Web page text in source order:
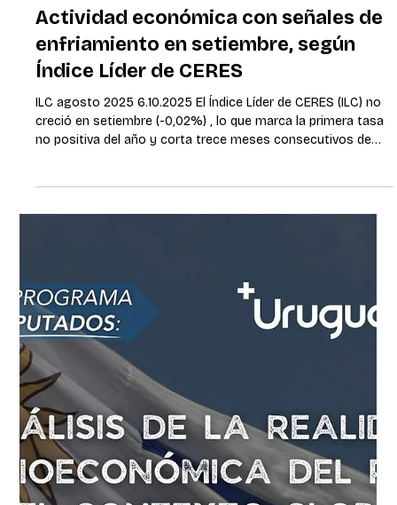
7 oct 2025 5 min de lectura
Actividad económica con señales de
enfriamiento en setiembre, según
Índice Líder de CERES